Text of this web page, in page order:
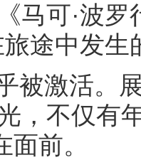
马可·波
旅途中发
被激活。
，不仅有
前。